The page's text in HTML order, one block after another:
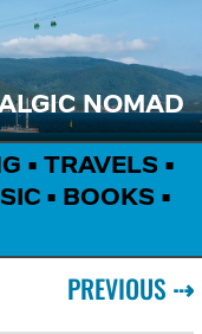
NOMAD
• TRAVELS •
• BOOKS •
PREVIOUS ⇢